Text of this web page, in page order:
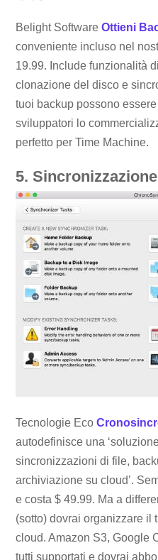
Belight SoftwareOttieni
conveniente incluso nel
19.99. Include funzionalità
clonazione del disco e
tuoi backup possono
sviluppatori lo
perfetto per Time Machine.
5.
Tecnologie Eco
autodefinisce una
sincronizzazioni di file,
archiviazione su cloud’.
e costa $ 49.99. Ma a
(sotto) dovrai organizzare il
cloud. Amazon S3, Google
tutti supportati e dovrai